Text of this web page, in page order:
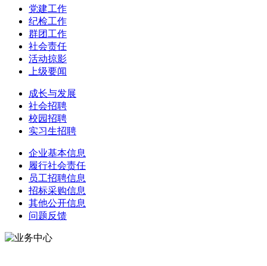
党建工作
纪检工作
群团工作
社会责任
活动掠影
上级要闻
成长与发展
社会招聘
校园招聘
实习生招聘
企业基本信息
履行社会责任
员工招聘信息
招标采购信息
其他公开信息
问题反馈